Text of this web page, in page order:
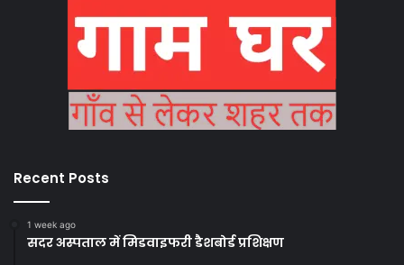
Recent Posts
1 week ago
सदर अस्पताल में मिडवाइफरी डैशबोर्ड प्रशिक्षण